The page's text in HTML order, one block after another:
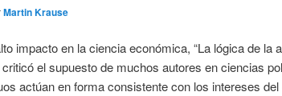
Martin Krause
impacto en la ciencia económica, “La lógica de la
el supuesto de muchos autores en ciencias
actúan en forma consistente con los intereses del